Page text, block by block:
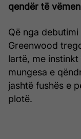
qendër të
Që nga
Greenwood
lartë, me
mungesa e
jashtë fushës e
plotë.